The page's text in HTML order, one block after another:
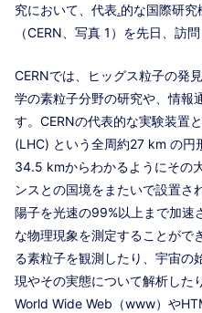
究において、代表.的な国際研
（CERN、写真 1）を先日、訪
CERNでは、ヒッグス粒子の発
学の素粒子分野の研究や、情報
す。CERNの代表的な実験装置
(LHC) という全周約27 km の円
34.5 kmからわかるようにその
ンスとの国境をまたいで設置さ
陽子を光速の99%以上まで加速
な物理現象を測定することがで
る素粒子を観測したり、宇宙の
現やその実態について解析した
World Wide Web（www）や